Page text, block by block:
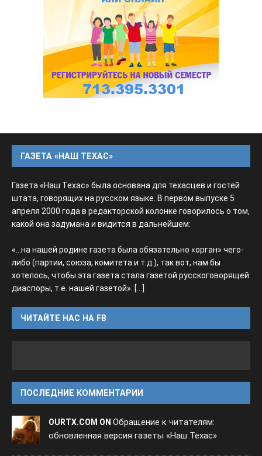
ГАЗЕТА «НАШ ТЕХАС»
Газета «Наш Техас» была основана для техасцев и гостей
штата, говорящих на русском языке. В первом выпуске 5
апреля 2000 года в редакторской колонке говорилось о том,
какой она задумана и видится в дальнейшем:
«...на нашей родине газета была обязательно «орган» чего-
либо (партии, союза, комитета и т.д.), так вот, нам бы
хотелось, чтобы эта газета стала газетой русскоговорящей
диаспоры, т.е. нашей газетой». [...]
ЧИТАЙТЕ НАС НА FB
ПОСЛЕДНИЕ КОММЕНТАРИИ
OURTX.COM ON Обращение к читателям:
обновленная версия газеты «Наш Техас»